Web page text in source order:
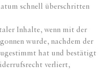
schnell überschritten
Inhalte, wenn mit der
wurde, nachdem der
hat und bestätigt
verliert,